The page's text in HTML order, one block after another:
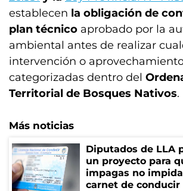
establecen la obligación de
plan técnico aprobado por la
ambiental antes de realizar
intervención o
categorizadas dentro del
Territorial de Bosques Nativos.
Más noticias
Diputados de LLA
un proyecto para
impagas no
carnet de conducir